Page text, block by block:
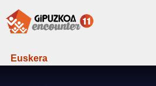
Euskera